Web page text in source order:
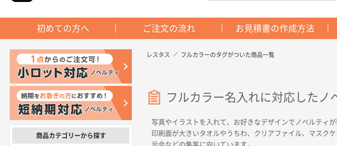
初めての方へ ご注文の流れ お見積書の作成方法
商品カテゴリーから探す
レスタス フルカラーのタグがついた商品一覧
フルカラー名入れに対応したノ
写真やイラストを入れて、お好きなデザインでノベルティ
印刷面が大きいタオルやうちわ、クリアファイル、マスク
示会などの集客に向いています。